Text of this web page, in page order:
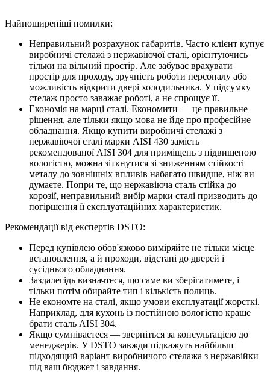
Найпоширеніші помилки:
Неправильний розрахунок габаритів. Часто клієнт купує
виробничі стелажі з нержавіючої сталі, орієнтуючись
тільки на вільний простір. Але забуває врахувати
простір для проходу, зручність роботи персоналу або
можливість відкрити двері холодильника. У підсумку
стелаж просто заважає роботі, а не спрощує її.
Економія на марці сталі. Економити — це правильне
рішення, але тільки якщо мова не йде про професійне
обладнання. Якщо купити виробничі стелажі з
нержавіючої сталі марки AISI 430 замість
рекомендованої AISI 304 для приміщень з підвищеною
вологістю, можна зіткнутися зі зниженням стійкості
металу до зовнішніх впливів набагато швидше, ніж ви
думаєте. Попри те, що нержавіюча сталь стійка до
корозії, неправильний вибір марки сталі призводить до
погіршення її експлуатаційних характеристик.
Рекомендації від експертів DSTO:
Перед купівлею обов'язково виміряйте не тільки місце
встановлення, а й проходи, відстані до дверей і
сусіднього обладнання.
Заздалегідь визначтеся, що саме ви зберігатимете, і
тільки потім обирайте тип і кількість полиць.
Не економте на сталі, якщо умови експлуатації жорсткі.
Наприклад, для кухонь із постійною вологістю краще
брати сталь AISI 304.
Якщо сумніваєтеся — зверніться за консультацією до
менеджерів. У DSTO завжди підкажуть найбільш
підходящий варіант виробничого стелажа з нержавійки
під ваш бюджет і завдання.